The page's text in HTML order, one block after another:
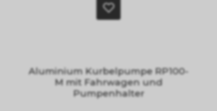
Aluminium Kurbelpumpe RP100-
M mit Fahrwagen und
Pumpenhalter